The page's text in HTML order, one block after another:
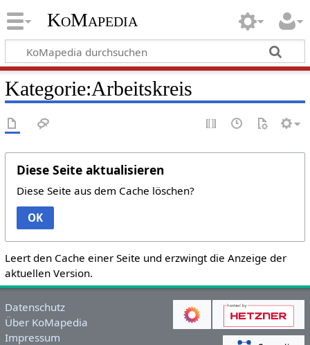
KoMapedia
Kategorie:Arbeitskreis
Diese Seite aktualisieren
Diese Seite aus dem Cache löschen?
OK
Leert den Cache einer Seite und erzwingt die Anzeige der
aktuellen Version.
Datenschutz
Über KoMapedia
Impressum